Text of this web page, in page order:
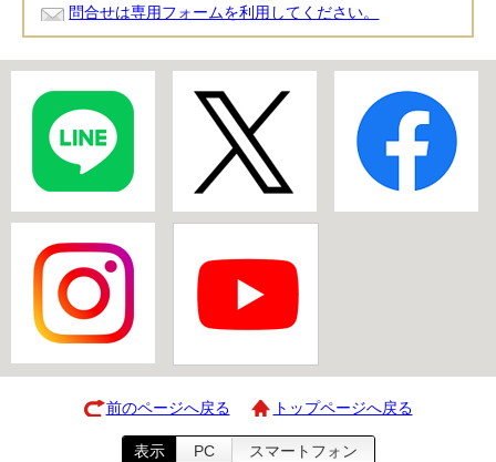
問合せは専用フォームを利用してください。
前のページへ戻る トップページへ戻る
表示 PC スマートフォン